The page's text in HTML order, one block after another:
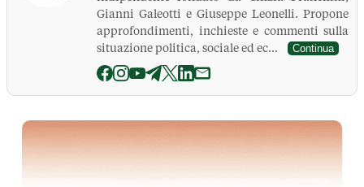
Gianni Galeotti e Giuseppe Leonelli. Propone
approfondimenti, inchieste e commenti sulla
situazione politica, sociale ed ec...
Continua
La Pressa